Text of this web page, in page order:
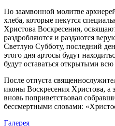
По заамвонной молитве
хлеба, которые пекутся
Христова Воскресения,
раздробляются и раздаются
Светлую Субботу, последний
этого дня артосы будут
будут оставаться открытыми
После отпуста
иконы Воскресения Христова, а
вновь поприветствовал
бессмертными словами:
Галерея